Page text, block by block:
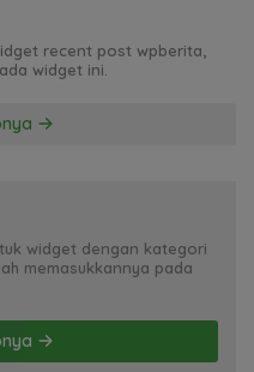
recent post wpberita,
widget ini.
widget dengan kategori
memasukkannya pada